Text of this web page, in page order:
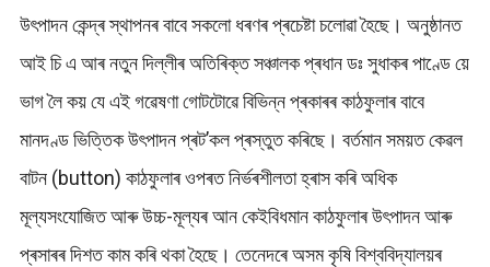
উৎপাদন কেন্দ্ৰ স্থাপনৰ বাবে সকলো ধৰণৰ প্ৰচেষ্টা চলোৱা হৈছে। অনুষ্ঠানত
আই চি এ আৰ নতুন দিল্লীৰ অতিৰিক্ত সঞ্চালক প্ৰধান ডঃ সুধাকৰ পাণ্ডে য়ে
ভাগ লৈ কয় যে এই গৱেষণা গোটটোৱে বিভিন্ন প্ৰকাৰৰ কাঠফুলাৰ বাবে
মানদণ্ড ভিত্তিক উৎপাদন প্ৰট’কল প্ৰস্তুত কৰিছে। বৰ্তমান সময়ত কেৱল
বাটন (button) কাঠফুলাৰ ওপৰত নিৰ্ভৰশীলতা হ্ৰাস কৰি অধিক
মূল্যসংযোজিত আৰু উচ্চ-মূল্যৰ আন কেইবিধমান কাঠফুলাৰ উৎপাদন আৰু
প্ৰসাৰৰ দিশত কাম কৰি থকা হৈছে। তেনেদৰে অসম কৃষি বিশ্ববিদ্যালয়ৰ